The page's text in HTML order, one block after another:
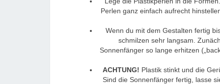
Perlen ganz einfach aufrecht
Wenn du mit dem Gestalten fertig
schmilzen sehr langsam.
Sonnenfänger so lange erhitzen
ACHTUNG! Plastik stinkt und die
Sind die Sonnenfänger fertig, lasse